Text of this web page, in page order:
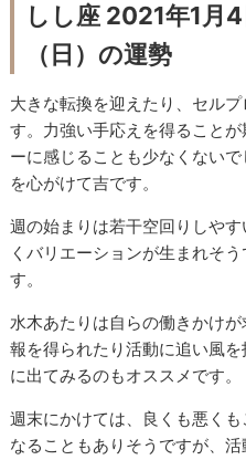
しし座 2021年1月
（日）の運勢
大きな転換を迎えたり、セル
す。力強い手応えを得ること
ーに感じることも少なくない
を心がけて吉です。
週の始まりは若干空回りしや
くバリエーションが生まれそ
す。
水木あたりは自らの働きかけ
報を得られたり活動に追い風
に出てみるのもオススメです。
週末にかけては、良くも悪く
なることもありそうですが、